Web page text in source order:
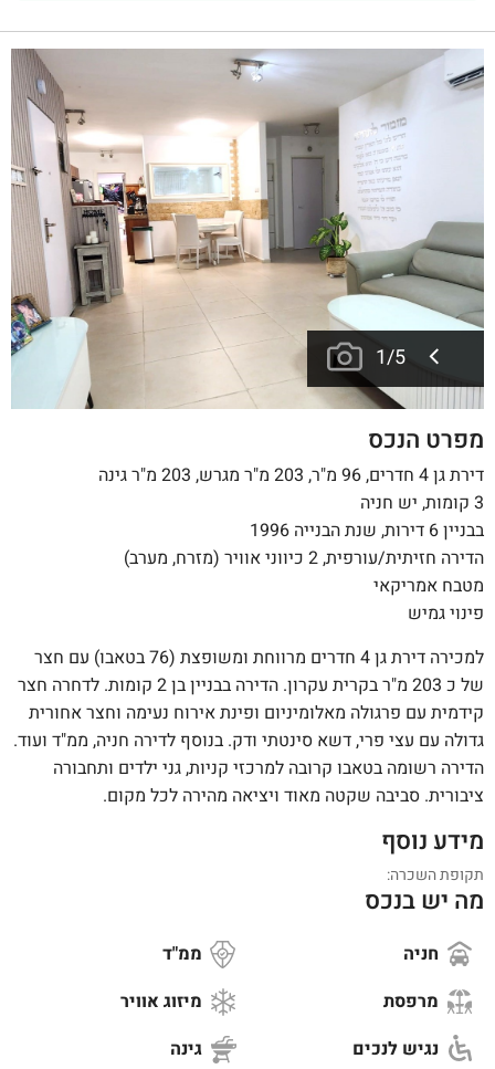
1/5
מפרט הנכס
דירת גן 4 חדרים, 96 מ"ר, 203 מ"ר מגרש, 203 מ"ר גינה
3 קומות, יש חניה
בבניין 6 דירות, שנת הבנייה 1996
הדירה חזיתית/עורפית, 2 כיווני אוויר (מזרח, מערב)
מטבח אמריקאי
פינוי גמיש
למכירה דירת גן 4 חדרים מרווחת ומשופצת (76 בטאבו) עם חצר
של כ 203 מ"ר בקרית עקרון. הדירה בבניין בן 2 קומות. לדחרה חצר
קידמית עם פרגולה מאלומיניום ופינת אירוח נעימה וחצר אחורית
גדולה עם עצי פרי, דשא סינטתי ודק. בנוסף לדירה חניה, ממ"ד ועוד.
הדירה רשומה בטאבו קרובה למרכזי קניות, גני ילדים ותחבורה
ציבורית. סביבה שקטה מאוד ויציאה מהירה לכל מקום.
מידע נוסף
תקופת השכרה:
מה יש בנכס
חניה
ממ"ד
מרפסת
מיזוג אוויר
נגיש לנכים
גינה